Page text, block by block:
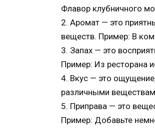
Флавор клубничного
2. Аромат — это
веществ. Пример: В
3. Запах — это
Пример: Из ресторана
4. Вкус — это
различными
5. Приправа — это
Пример: Добавьте